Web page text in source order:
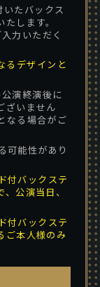
たバックス
します。
力いただく
るデザインと
演終演後に
ざいません
なる場合がご
能性があり
付バックステ
公演当日、
付バックステ
ご本人様のみ